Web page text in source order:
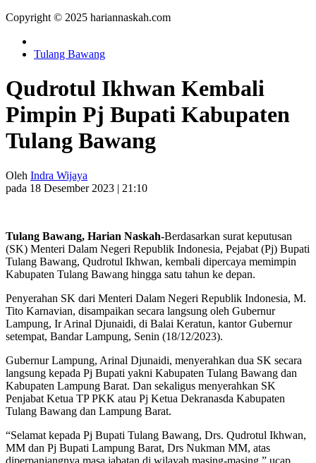
Copyright © 2025 hariannaskah.com
Tulang Bawang
Qudrotul Ikhwan Kembali
Pimpin Pj Bupati Kabupaten
Tulang Bawang
Oleh Indra Wijaya
pada 18 Desember 2023 | 21:10
Tulang Bawang, Harian Naskah-Berdasarkan surat keputusan
(SK) Menteri Dalam Negeri Republik Indonesia, Pejabat (Pj) Bupati
Tulang Bawang, Qudrotul Ikhwan, kembali dipercaya memimpin
Kabupaten Tulang Bawang hingga satu tahun ke depan.
Penyerahan SK dari Menteri Dalam Negeri Republik Indonesia, M.
Tito Karnavian, disampaikan secara langsung oleh Gubernur
Lampung, Ir Arinal Djunaidi, di Balai Keratun, kantor Gubernur
setempat, Bandar Lampung, Senin (18/12/2023).
Gubernur Lampung, Arinal Djunaidi, menyerahkan dua SK secara
langsung kepada Pj Bupati yakni Kabupaten Tulang Bawang dan
Kabupaten Lampung Barat. Dan sekaligus menyerahkan SK
Penjabat Ketua TP PKK atau Pj Ketua Dekranasda Kabupaten
Tulang Bawang dan Lampung Barat.
“Selamat kepada Pj Bupati Tulang Bawang, Drs. Qudrotul Ikhwan,
MM dan Pj Bupati Lampung Barat, Drs Nukman MM, atas
diperpanjangnya masa jabatan di wilayah masing-masing,” ucap